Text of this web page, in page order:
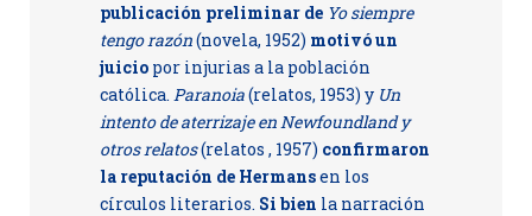
publicación preliminar de Yo siempre
tengo razón(novela, 1952) motivó un
juicio por injurias a la población
católica. Paranoia(relatos, 1953) y Un
intento de aterrizaje en Newfoundland y
otros relatos(relatos , 1957) confirmaron
la reputación de Hermansen los
círculos literarios. Si bien la narración